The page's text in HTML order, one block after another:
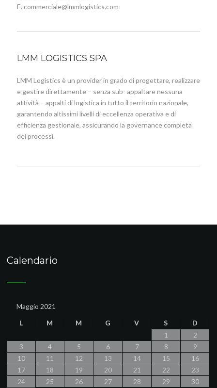
E. commerciale@lmmlogistics.com
LMM LOGISTICS SPA
LMM Logistics è un provider in grado di progettare, realizzare
e gestire direttamente – senza sub- appaltare nessuna
attività – appalti di logistica in tutto il territorio nazionale,
garantendo altissimi livelli di eccellenza operativa e di
efficienza gestionale, assicurando la governance completa
dei processi.
Calendario
Maggio 2021
L
M M G V S
D
1
2
3
4 5 6 7 8
9
10
11 12 13 14 15
16
17
18 19 20 21 22
23
24
25 26 27 28 29
30